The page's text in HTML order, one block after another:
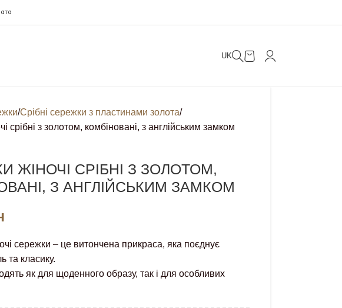
UK
Срібні сережки з пластинами золота
срібні з золотом, комбіновані, з англійським замком
ЖІНОЧІ СРІБНІ З ЗОЛОТОМ,
З АНГЛІЙСЬКИМ ЗАМКОМ
сережки – цевитончена прикраса, яка поєднує
та класику.
як для щоденного образу, так і для особливих